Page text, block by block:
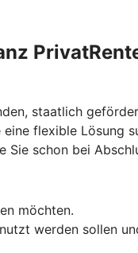
staatlich
flexible Lösung
Sie schon bei
möchten.
werden sollen